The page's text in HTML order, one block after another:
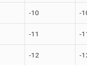
-10 -
-11 -
-12 -